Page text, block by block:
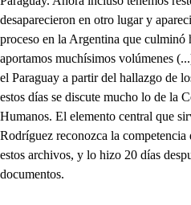
desaparecieron en otro lugar y
proceso en la Argentina que culminó
aportamos muchísimos volúmenes
el Paraguay a partir del hallazgo de
estos días se discute mucho lo de la
Humanos. El elemento central que
Rodríguez reconozca la
estos archivos, y lo hizo 20 días
documentos.